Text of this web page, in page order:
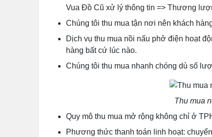
Vua Đồ Cũ xử lý thông tin => Thương
Chúng tôi thu mua tận nơi nên khách
Dịch vụ thu mua nồi nấu phở điện hoạt
hàng bất cứ lúc nào.
Chúng tôi thu mua nhanh chóng dù số
Thu mua
Quy mô thu mua mở rộng không chỉ ở
Phương thức thanh toán linh hoạt: